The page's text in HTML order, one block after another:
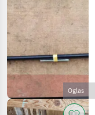
Oglas